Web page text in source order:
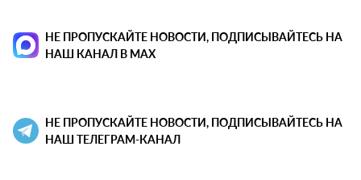
НЕ ПРОПУСКАЙТЕ НОВОСТИ, ПОДПИСЫВАЙТЕСЬ НА
НАШ КАНАЛ В MAX
НЕ ПРОПУСКАЙТЕ НОВОСТИ, ПОДПИСЫВАЙТЕСЬ НА
НАШ ТЕЛЕГРАМ-КАНАЛ